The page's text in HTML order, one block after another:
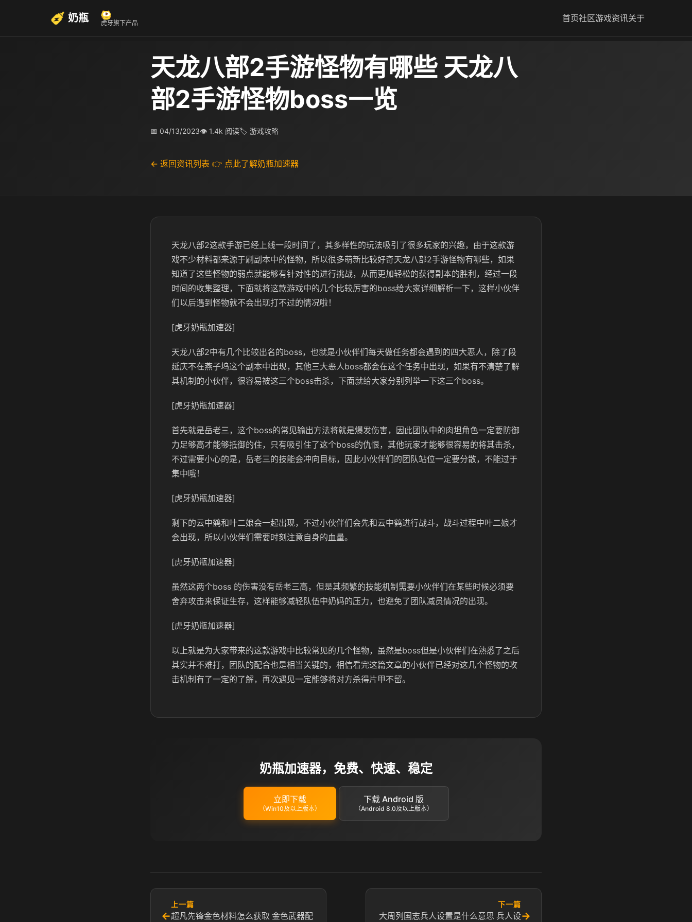
奶瓶 虎牙旗下产品 首页社区游戏资讯关于
天龙八部2手游怪物有哪些 天龙八
部2手游怪物boss一览
📅 04/13/2023👁 1.4k 阅读🏷 游戏攻略
← 返回资讯列表 👉 点此了解奶瓶加速器
天龙八部2这款手游已经上线一段时间了，其多样性的玩法吸引了很多玩家的兴趣，由于这款游
戏不少材料都来源于刷副本中的怪物，所以很多萌新比较好奇天龙八部2手游怪物有哪些，如果
知道了这些怪物的弱点就能够有针对性的进行挑战，从而更加轻松的获得副本的胜利，经过一段
时间的收集整理，下面就将这款游戏中的几个比较厉害的boss给大家详细解析一下，这样小伙伴
们以后遇到怪物就不会出现打不过的情况啦！
[虎牙奶瓶加速器]
天龙八部2中有几个比较出名的boss，也就是小伙伴们每天做任务都会遇到的四大恶人，除了段
延庆不在燕子坞这个副本中出现，其他三大恶人boss都会在这个任务中出现，如果有不清楚了解
其机制的小伙伴，很容易被这三个boss击杀，下面就给大家分别列举一下这三个boss。
[虎牙奶瓶加速器]
首先就是岳老三，这个boss的常见输出方法将就是爆发伤害，因此团队中的肉坦角色一定要防御
力足够高才能够抵御的住，只有吸引住了这个boss的仇恨，其他玩家才能够很容易的将其击杀，
不过需要小心的是，岳老三的技能会冲向目标，因此小伙伴们的团队站位一定要分散，不能过于
集中哦！
[虎牙奶瓶加速器]
剩下的云中鹤和叶二娘会一起出现，不过小伙伴们会先和云中鹤进行战斗，战斗过程中叶二娘才
会出现，所以小伙伴们需要时刻注意自身的血量。
[虎牙奶瓶加速器]
虽然这两个boss 的伤害没有岳老三高，但是其频繁的技能机制需要小伙伴们在某些时候必须要
舍弃攻击来保证生存，这样能够减轻队伍中奶妈的压力，也避免了团队减员情况的出现。
[虎牙奶瓶加速器]
以上就是为大家带来的这款游戏中比较常见的几个怪物，虽然是boss但是小伙伴们在熟悉了之后
其实并不难打，团队的配合也是相当关键的，相信看完这篇文章的小伙伴已经对这几个怪物的攻
击机制有了一定的了解，再次遇见一定能够将对方杀得片甲不留。
奶瓶加速器，免费、快速、稳定
立即下载
（Win10及以上版本）
下载 Android 版
（Android 8.0及以上版本）
←
上一篇
超凡先锋金色材料怎么获取 金色武器配
下一篇
大周列国志兵人设置是什么意思 兵人设→